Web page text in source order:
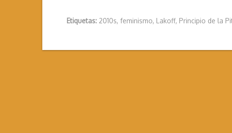
Etiquetas: 2010s, feminismo, Lakoff, Principio de la